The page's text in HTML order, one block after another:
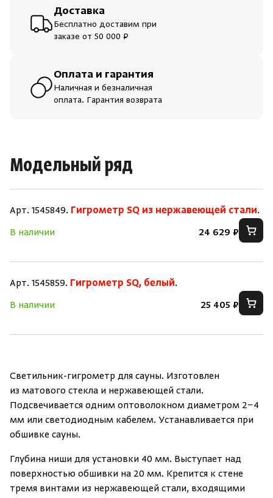
Доставка
Бесплатно доставим при
заказе от 50 000 ₽
Оплата и гарантия
Наличная и безналичная
оплата. Гарантия возврата
Модельный ряд
Арт. 1545849. Гигрометр SQ из нержавеющей стали.
В наличии
24 629 ₽
Арт. 1545859. Гигрометр SQ, белый.
В наличии
25 405 ₽
Светильник-гигрометр для сауны. Изготовлен
из матового стекла и нержавеющей стали.
Подсвечивается одним оптоволокном диаметром 2−4
мм или светодиодным кабелем. Устанавливается при
обшивке сауны.
Глубина ниши для установки 40 мм. Выступает над
поверхностью обшивки на 20 мм. Крепится к стене
тремя винтами из нержавеющей стали, входящими
Скрыть/
Скрыть/